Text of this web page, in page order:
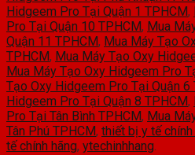
Hidgeem Pro Tại Quận 1 TPHCM,
Pro Tại Quận 10 TPHCM, Mua
Quận 11 TPHCM, Mua Máy Tạo
TPHCM, Mua Máy Tạo Oxy
Mua Máy Tạo Oxy Hidgeem Pro
Tạo Oxy Hidgeem Pro Tại Quận 6
Hidgeem Pro Tại Quận 8 TPHCM,
Pro Tại Tân Bình TPHCM, Mua
Tân Phú TPHCM, thiết bị y tế chính
tế chính hãng, ytechinhhang.